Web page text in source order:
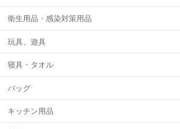
衛生用品・感染対策用品
玩具、遊具
寝具・タオル
バッグ
キッチン用品